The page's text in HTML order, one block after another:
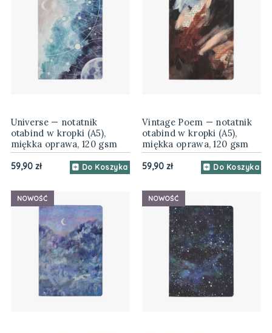
Universe — notatnik
otabind w kropki (A5),
miękka oprawa, 120 gsm
59,90 zł Do Koszyka
Vintage Poem — notatnik
otabind w kropki (A5),
miękka oprawa, 120 gsm
59,90 zł Do Koszyka
NOWOŚĆ NOWOŚĆ